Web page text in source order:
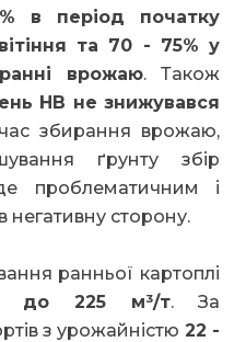
в період початку
та 70 - 75% у
врожаю. Також
НВ не знижувався
збирання врожаю,
ґрунту збір
проблематичним і
негативну сторону.
ранньої картоплі
до 225 м³/т. За
з урожайністю 22 -